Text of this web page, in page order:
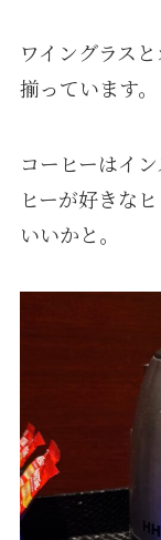
ワイングラス
揃っています。
コーヒーはイ
ヒーが好きな
いいかと。